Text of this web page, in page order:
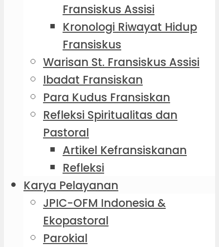
Fransiskus Assisi
Kronologi Riwayat Hidup
Fransiskus
Warisan St. Fransiskus Assisi
Ibadat Fransiskan
Para Kudus Fransiskan
Refleksi Spiritualitas dan
Pastoral
Artikel Kefransiskanan
Refleksi
Karya Pelayanan
JPIC-OFM Indonesia &
Ekopastoral
Parokial